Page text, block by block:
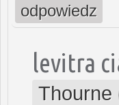
odpowiedz
levitra
Thourne